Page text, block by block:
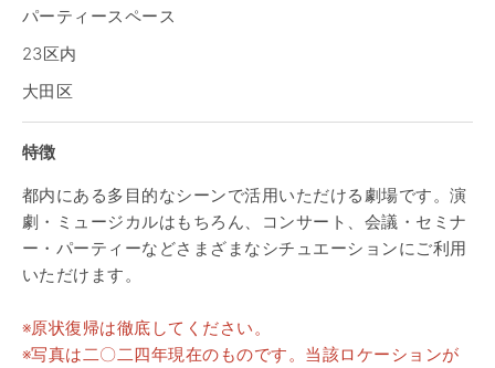
パーティースペース
23区内
大田区
特徴
都内にある多目的なシーンで活用いただける劇場です。演
劇・ミュージカルはもちろん、コンサート、会議・セミナ
ー・パーティーなどさまざまなシチュエーションにご利用
いただけます。
※原状復帰は徹底してください。
※写真は二〇二四年現在のものです。当該ロケーションが